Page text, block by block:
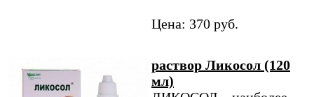
Цена: 370 руб.
раствор Ликосол (120
мл)